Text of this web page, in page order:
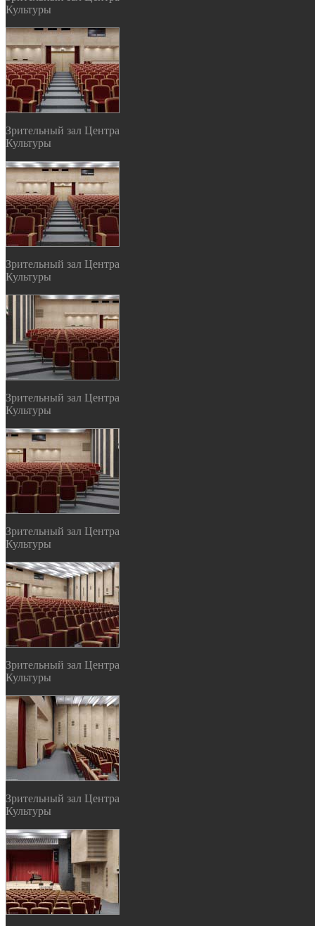
Культуры
Зрительный зал Центра
Культуры
Зрительный зал Центра
Культуры
Зрительный зал Центра
Культуры
Зрительный зал Центра
Культуры
Зрительный зал Центра
Культуры
Зрительный зал Центра
Культуры